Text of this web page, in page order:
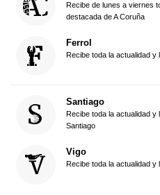
Recibe de lunes a viernes
destacada de A Coruña
Ferrol
Recibe toda la actualidad
Santiago
Recibe toda la actualidad y
Santiago
Vigo
Recibe toda la actualidad y